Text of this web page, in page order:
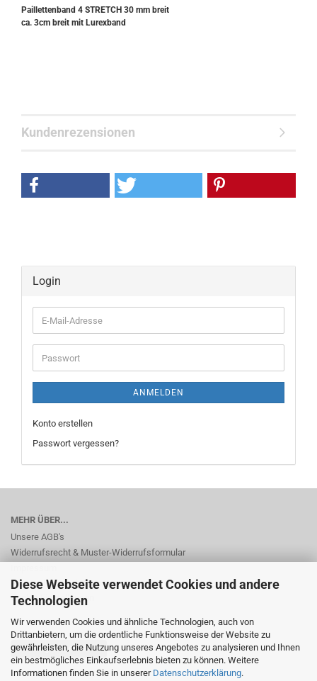
Diese Webseite verwendet Cookies und andere
Technologien
Wir verwenden Cookies und ähnliche Technologien, auch von
Drittanbietern, um die ordentliche Funktionsweise der Website zu
gewährleisten, die Nutzung unseres Angebotes zu analysieren und Ihnen
ein bestmögliches Einkaufserlebnis bieten zu können. Weitere
Informationen finden Sie in unserer Datenschutzerklärung.
Paillettenband 4 STRETCH 30 mm breit
ca. 3cm breit mit Lurexband
Kundenrezensionen
Login
E-
Mail-
Adresse
Passwort
ANMELDEN
Konto erstellen
Passwort vergessen?
MEHR ÜBER...
Unsere AGB's
Widerrufsrecht & Muster-Widerrufsformular
Privatsphäre und Datenschutz
Cookie Einstellungen
Vertrag widerrufen